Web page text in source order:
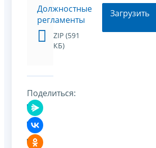
Должностные
регламенты
ZIP (591
КБ)
Загрузить
Поделиться: